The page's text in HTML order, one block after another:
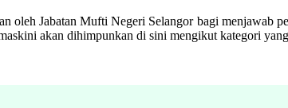
oleh Jabatan Mufti Negeri Selangor bagi menjawab
akan dihimpunkan di sini mengikut kategori